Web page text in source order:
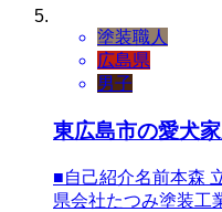
塗装職人
広島県
男子
東広島市の愛犬
■自己紹介名前本森
県会社たつみ塗装工